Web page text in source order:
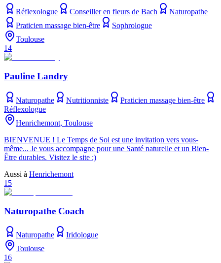
Réflexologue Conseiller en fleurs de Bach
Naturopathe
Praticien massage bien-être
Sophrologue
Toulouse
14
Pauline Landry
Naturopathe Nutritionniste
Praticien massage bien-être
Réflexologue
Henrichemont, Toulouse
BIENVENUE ! Le Temps de Soi est une invitation vers vous-
même... Je vous accompagne pour une Santé naturelle et un Bien-
Être durables. Visitez le site :)
Aussi à Henrichemont
15
Naturopathe Coach
Naturopathe
Iridologue
Toulouse
16